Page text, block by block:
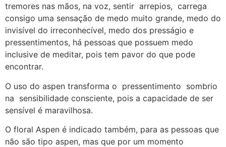
tremores nas mãos, na voz, sentir arrepios, carrega
consigo uma sensação de medo muito grande, medo do
invisível do irreconhecível, medo dos presságio e
pressentimentos, há pessoas que possuem medo
inclusive de meditar, pois tem pavor do que pode
encontrar.
O uso do aspen transforma o pressentimento sombrio
na sensibilidade consciente, pois a capacidade de ser
sensível é maravilhosa.
O floral Aspen é indicado também, para as pessoas que
não são tipo aspen, mas que por um momento